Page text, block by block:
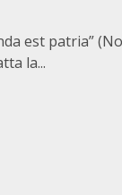
est patria”
la...